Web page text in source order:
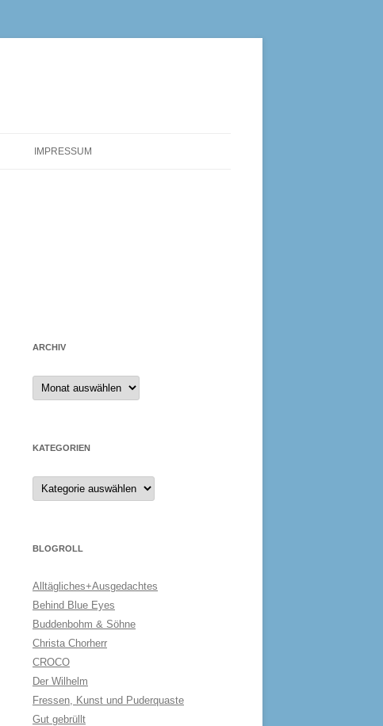
IMPRESSUM
ARCHIV
Archiv
KATEGORIEN
Kategorien
BLOGROLL
Alltägliches+Ausgedachtes
Behind Blue Eyes
Buddenbohm & Söhne
Christa Chorherr
CROCO
Der Wilhelm
Fressen, Kunst und Puderquaste
Gut gebrüllt